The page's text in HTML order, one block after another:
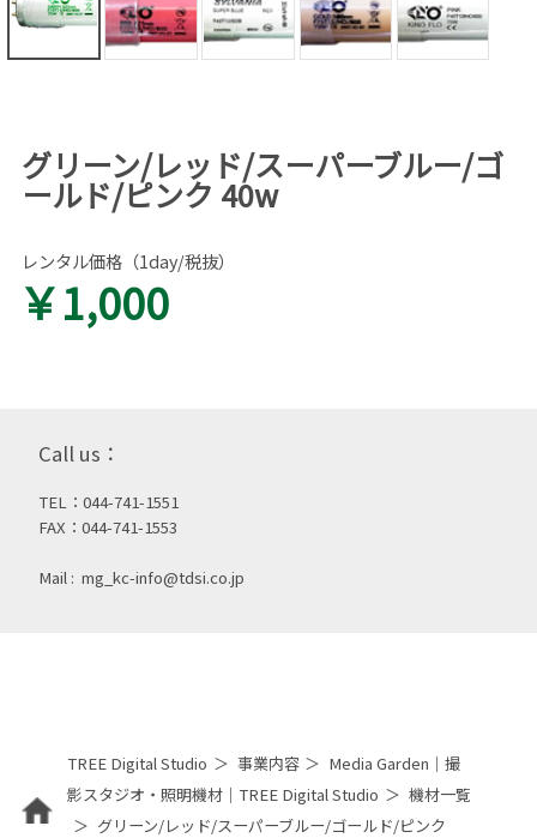
グリーン/レッド/スーパーブルー/ゴ
ールド/ピンク 40w
レンタル価格（1day/税抜）
￥1,000
Call us：
TEL：044-741-1551
FAX：044-741-1553
Mail : mg_kc-info@tdsi.co.jp
TREE Digital Studio 事業内容
Media Garden｜撮
影スタジオ・照明機材｜TREE Digital Studio
機材一覧
グリーン/レッド/スーパーブルー/ゴールド/ピンク